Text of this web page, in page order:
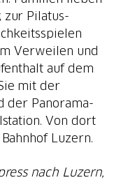
zur Pilatus-
Verweilen und
auf dem
mit der
der Panorama-
Von dort
Luzern.
nach Luzern,